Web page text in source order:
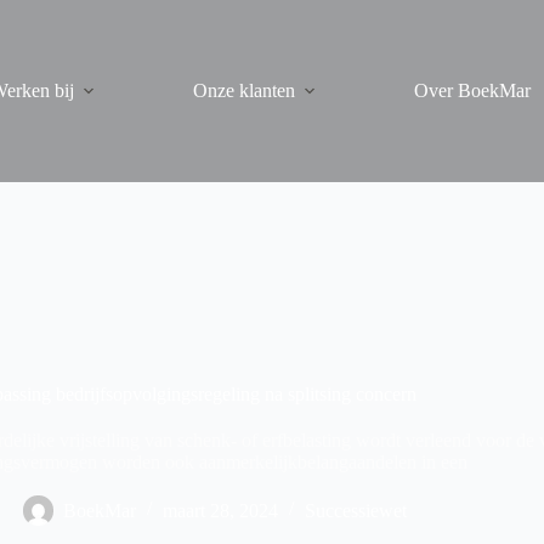
bij Onze klanten Over BoekMar